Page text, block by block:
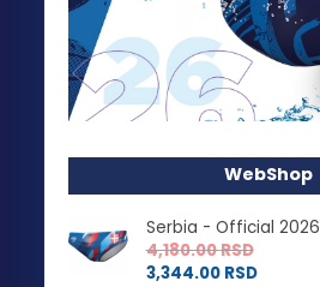
WebShop
Serbia - Official 2026
4,180.00RSD
3,344.00 RSD